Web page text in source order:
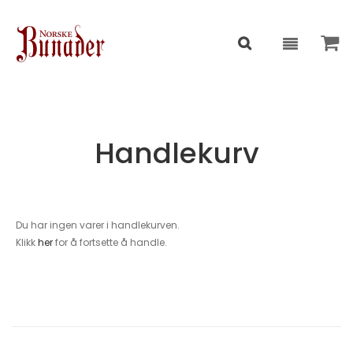
Handlekurv
Du har ingen varer i handlekurven.
Klikkherfor å fortsette å handle.